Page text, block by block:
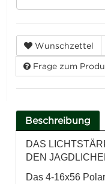
Wunschzettel
Frage zum
Beschreibung
DAS
DEN
Das 4-16x56